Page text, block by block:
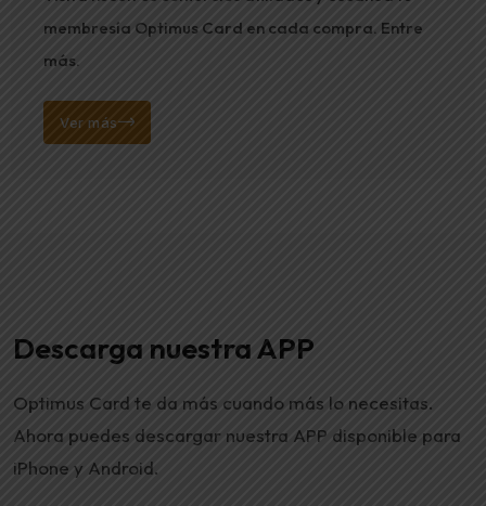
membresía Optimus Card en cada compra. Entre
más.
Ver más
Descarga nuestra APP
Optimus Card te da más cuando más lo necesitas.
Ahora puedes descargar nuestra APP disponible para
iPhone y Android.